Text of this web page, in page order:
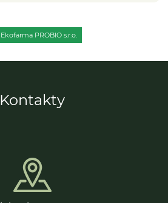
Ekofarma PROBIO s.r.o.
Kontakty